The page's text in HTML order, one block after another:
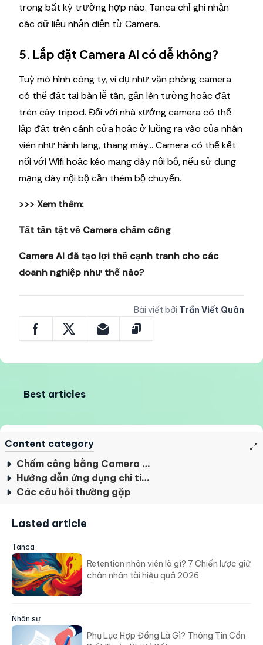
trong bất kỳ trường hợp nào. Tanca chỉ ghi nhận
các dữ liệu nhận diện từ Camera.
5. Lắp đặt Camera AI có dễ không?
Tuỳ mô hình công ty, ví dụ như văn phòng camera
có thể đặt tại bàn lễ tân, gắn lên tường hoặc đặt
trên cây tripod. Đối với nhà xưởng camera có thể
lắp đặt trên cánh cửa hoặc ở luồng ra vào của nhân
viên như hành lang, thang máy… Camera có thể kết
nối với Wifi hoặc kéo mạng dây nội bộ, nếu sử dụng
mạng dây nội bộ cần thêm bộ chuyển.
>>> Xem thêm:
Tất tần tật về Camera chấm công
Camera AI đã tạo lợi thế cạnh tranh cho các
doanh nghiệp như thế nào?
Bài viết bởi Trần Viết Quân
Best articles
Content category
Chấm công bằng Camera AI là gì?
Hướng dẫn ứng dụng chi tiết từ A đến Z
Các câu hỏi thường gặp
Lasted article
Tanca
Retention nhân viên là gì? 7 Chiến lược giữ
chân nhân tài hiệu quả 2026
Nhân sự
Phụ Lục Hợp Đồng Là Gì? Thông Tin Cần